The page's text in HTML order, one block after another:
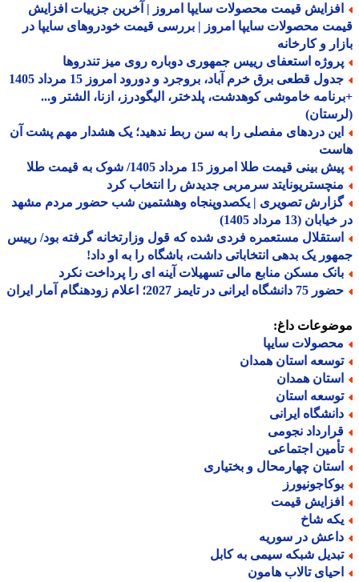
قیمت محصولات سایپا امروز | آخرین جزییات افزایش
محصولات سایپا امروز | بررسی قیمت خودروهای سایپا در
و کارخانه
استعفای رییس جمهوری دوباره روی میز تندروها
جدول قطعی برق خرم آباد، بروجرد و دورود امروز 15 مرداد 1405
خاموشی کوهدشت، پلدختر، الیگودرز، ازنا، الشتر و...
دردهای مفصلی را به سن ربط ندهید؛ یک هشدار مهم پشت آن
بینی قیمت طلا امروز 15 مرداد 1405/ شوک به قیمت طلا
سرمربی جدیدش را انتخاب کرد
تصویری | یکصدوپنجاه وهشتمین شب حضور مردم مشهد
(13 مرداد 1405)
مستعمره فردی شده که قول وزارتخانه گرفته بود/ رییس
یک بدهی انتخاباتی داشت، باشگاه را به او داد!
مسکن منابع مالی تسهیلات آینه ای را پرداخت نکرد
ایرانی در تایمز 2027؛ اعلام زودهنگام آمار ایران
داغ:
سایپا
استان همدان
همدان
استان
ایرانی
نجومی
اجتماعی
چهارمحال و بختیاری
قیمت
شاخ
در سوریه
شبکه سیمی به کابل
تالاب هامون